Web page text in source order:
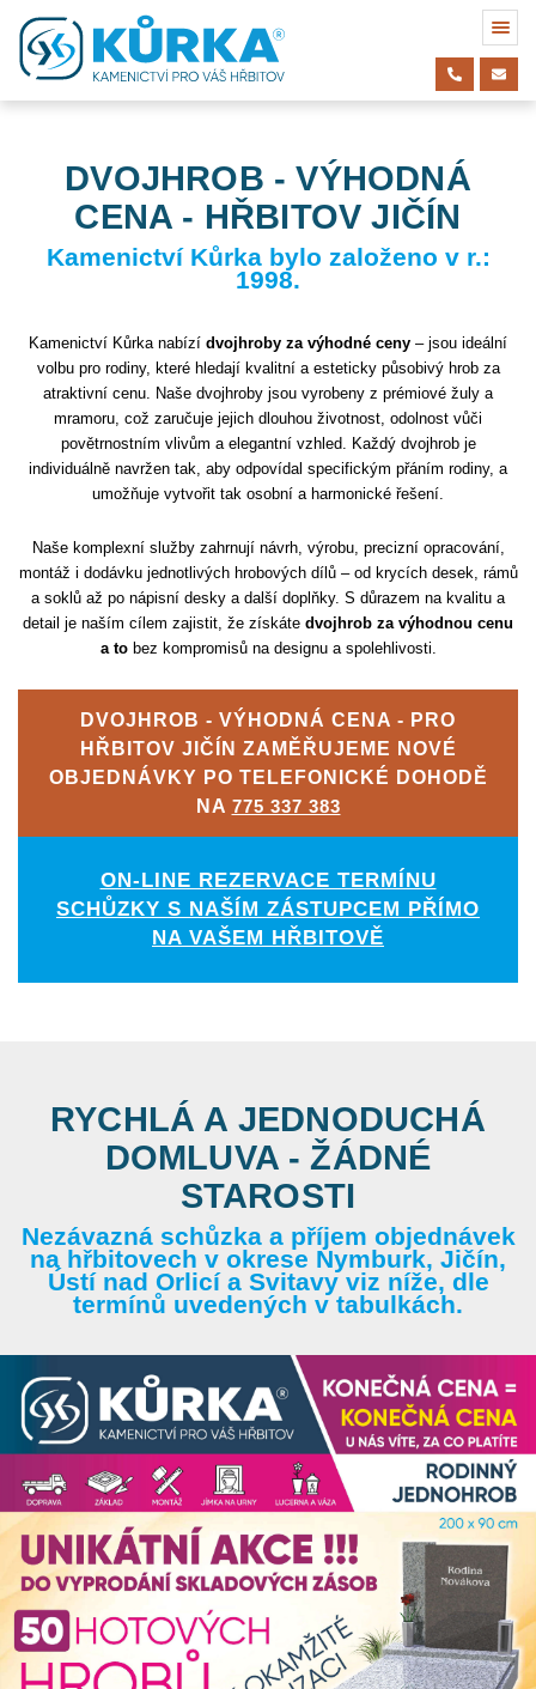
DVOJHROB - VÝHODNÁ
CENA - HŘBITOV JIČÍN
Kamenictví Kůrka bylo založeno v r.:
1998.
Kamenictví Kůrka nabízí dvojhroby za výhodné ceny – jsou ideální
volbu pro rodiny, které hledají kvalitní a esteticky působivý hrob za
atraktivní cenu. Naše dvojhroby jsou vyrobeny z prémiové žuly a
mramoru, což zaručuje jejich dlouhou životnost, odolnost vůči
povětrnostním vlivům a elegantní vzhled. Každý dvojhrob je
individuálně navržen tak, aby odpovídal specifickým přáním rodiny, a
umožňuje vytvořit tak osobní a harmonické řešení.
Naše komplexní služby zahrnují návrh, výrobu, precizní opracování,
montáž i dodávku jednotlivých hrobových dílů – od krycích desek, rámů
a soklů až po nápisní desky a další doplňky. S důrazem na kvalitu a
detail je naším cílem zajistit, že získáte dvojhrob za výhodnou cenu
a tobez kompromisů na designu a spolehlivosti.
DVOJHROB - VÝHODNÁ CENA - PRO
HŘBITOV JIČÍN ZAMĚŘUJEME NOVÉ
OBJEDNÁVKY PO TELEFONICKÉ DOHODĚ
NA 775 337 383
ON-LINE REZERVACE TERMÍNU
SCHŮZKY S NAŠÍM ZÁSTUPCEM PŘÍMO
NA VAŠEM HŘBITOVĚ
RYCHLÁ A JEDNODUCHÁ
DOMLUVA - ŽÁDNÉ
STAROSTI
Nezávazná schůzka a příjem objednávek
na hřbitovech v okrese Nymburk, Jičín,
Ústí nad Orlicí a Svitavy viz níže, dle
termínů uvedených v tabulkách.